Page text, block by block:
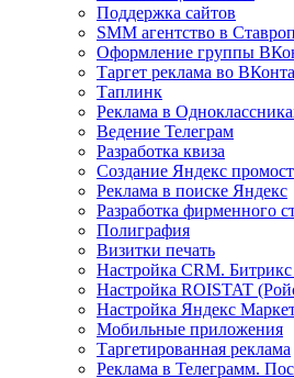
Поддержка сайтов
SMM агентство в
Оформление группы
Таргет реклама во
Таплинк
Реклама в
Ведение Телеграм
Разработка квиза
Создание Яндекс
Реклама в поиске Яндекс
Разработка фирменного
Полиграфия
Визитки печать
Настройка CRM.
Настройка ROISTAT
Настройка Яндекс
Мобильные приложения
Таргетированная реклама
Реклама в Телеграмм.